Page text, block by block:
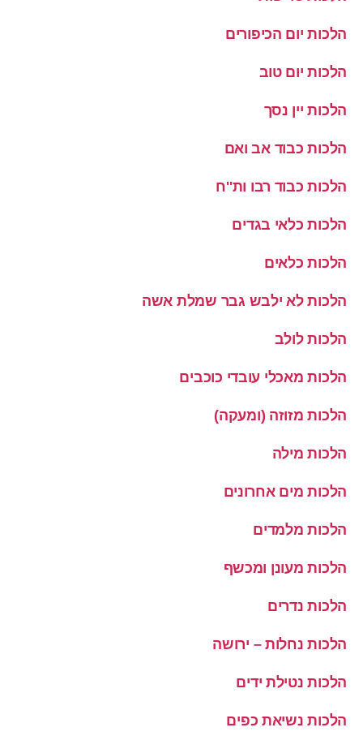
הלכות יום הכיפורים
הלכות יום טוב
הלכות יין נסך
הלכות כבוד אב ואם
הלכות כבוד רבו ות''ח
הלכות כלאי בגדים
הלכות כלאים
הלכות לא ילבש גבר שמלת אשה
הלכות לולב
הלכות מאכלי עובדי כוכבים
הלכות מזוזה (ומעקה)
הלכות מילה
הלכות מים אחרונים
הלכות מלמדים
הלכות מעונן ומכשף
הלכות נדרים
הלכות נחלות – ירושה
הלכות נטילת ידים
הלכות נשיאת כפים